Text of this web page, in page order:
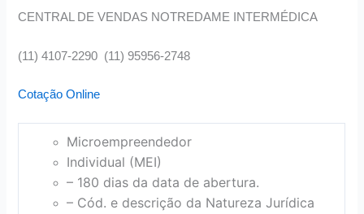
CENTRAL DE VENDAS NOTREDAME INTERMÉDICA
(11) 4107-2290 (11) 95956-2748
Cotação Online
Microempreendedor
Individual (MEI)
– 180 dias da data de abertura.
– Cód. e descrição da Natureza Jurídica